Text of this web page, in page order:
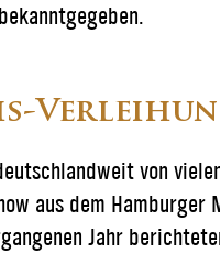
von
aus dem Hamburger
Jahr